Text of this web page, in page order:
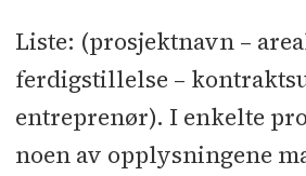
Liste: (prosjektnavn –
ferdigstillelse –
entreprenør). I enkelte
noen av opplysningene